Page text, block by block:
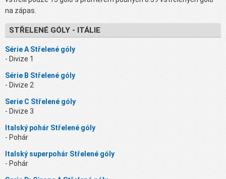
na zápas.
STŘELENÉ GÓLY - ITÁLIE
Série A Střelené góly
- Divize 1
Série B Střelené góly
- Divize 2
Serie C Střelené góly
- Divize 3
Italský pohár Střelené góly
- Pohár
Italský superpohár Střelené góly
- Pohár